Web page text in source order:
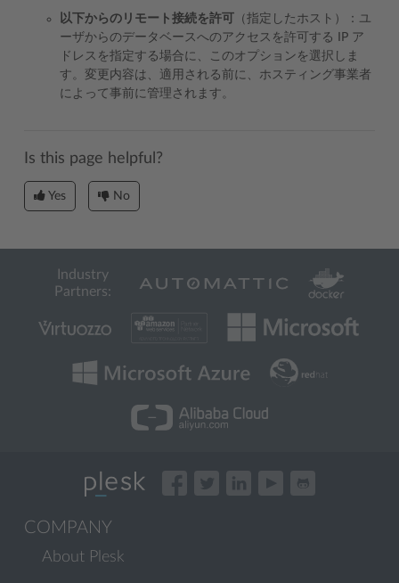
以下からのリモート接続を許可
（指定したホスト）：ユ
ーザからのデータベースへのアクセスを許可する IP ア
ドレスを指定する場合に、このオプションを選択しま
す。変更内容は、適用される前に、ホスティング事業者
によって事前に管理されます。
Is this page helpful?
Yes No
Industry
Partners:
COMPANY
About Plesk